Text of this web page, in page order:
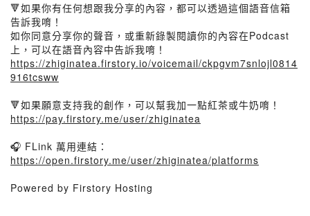
🔻如果你有任何想跟我分享的內容，都可以透過這個語音信箱
告訴我唷！
如你同意分享你的聲音，或重新錄製閱讀你的內容在Podcast
上，可以在語音內容中告訴我唷！
https://zhiginatea.firstory.io/voicemail/ckpgvm7snlojl0814
916tcsww
🔻如果願意支持我的創作，可以幫我加一點紅茶或牛奶唷！
https://pay.firstory.me/user/zhiginatea
🎧 FLink 萬用連結：
https://open.firstory.me/user/zhiginatea/platforms
Powered by Firstory Hosting